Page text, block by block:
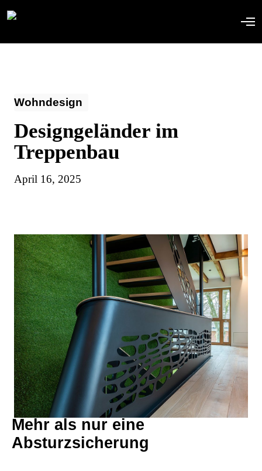
Wohndesign
Designgeländer im
Treppenbau
April 16, 2025
Mehr als nur eine
Absturzsicherung